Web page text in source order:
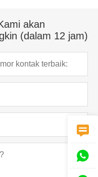
akan
(dalam 12 jam)

